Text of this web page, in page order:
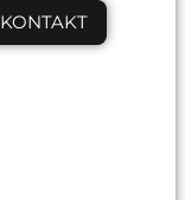
KONTAKT